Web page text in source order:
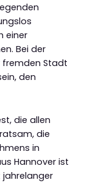
einer
Bei der
fremden Stadt
den
die allen
die
in
Hannover ist
jahrelanger